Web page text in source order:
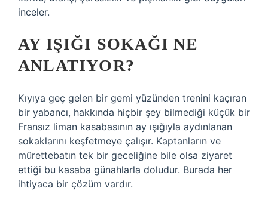
inceler.
AY IŞIĞI SOKAĞI NE
ANLATIYOR?
Kıyıya geç gelen bir gemi yüzünden trenini kaçıran
bir yabancı, hakkında hiçbir şey bilmediği küçük bir
Fransız liman kasabasının ay ışığıyla aydınlanan
sokaklarını keşfetmeye çalışır. Kaptanların ve
mürettebatın tek bir geceliğine bile olsa ziyaret
ettiği bu kasaba günahlarla doludur. Burada her
ihtiyaca bir çözüm vardır.